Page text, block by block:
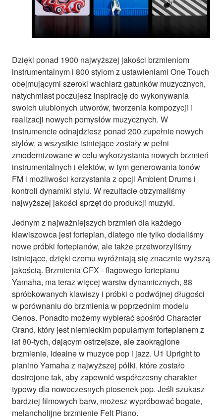
Dzięki ponad 1900 najwyższej jakości brzmieniom
instrumentalnym i 800 stylom z ustawieniami One Touch
obejmującymi szeroki wachlarz gatunków muzycznych,
natychmiast poczujesz inspirację do wykonywania
swoich ulubionych utworów, tworzenia kompozycji i
realizacji nowych pomysłów muzycznych. W
instrumencie odnajdziesz ponad 200 zupełnie nowych
stylów, a wszystkie istniejące zostały w pełni
zmodernizowane w celu wykorzystania nowych brzmień
instrumentalnych i efektów, w tym generowania tonów
FM i możliwości korzystania z opcji Ambient Drums i
kontroli dynamiki stylu. W rezultacie otrzymaliśmy
najwyższej jakości sprzęt do produkcji muzyki.
Jednym z najważniejszych brzmień dla każdego
klawiszowca jest fortepian, dlatego nie tylko dodaliśmy
nowe próbki fortepianów, ale także przetworzyliśmy
istniejące, dzięki czemu wyróżniają się znacznie wyższą
jakością. Brzmienia CFX - flagowego fortepianu
Yamaha, ma teraz więcej warstw dynamicznych, 88
spróbkowanych klawiszy i próbki o podwójnej długości
w porównaniu do brzmienia w poprzednim modelu
Genos. Ponadto możemy wybierać spośród Character
Grand, który jest niemieckim popularnym fortepianem z
lat 80-tych, dającym ostrzejsze, ale zaokrąglone
brzmienie, idealne w muzyce pop i jazz. U1 Upright to
pianino Yamaha z najwyższej półki, które zostało
dostrojone tak, aby zapewnić współczesny charakter
typowy dla nowoczesnych piosenek pop. Jeśli szukasz
bardziej filmowych barw, możesz wypróbować bogate,
melancholijne brzmienie Felt Piano.